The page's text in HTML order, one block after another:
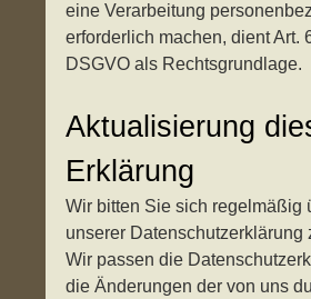
eine Verarbeitung
erforderlich machen, dient Art.
DSGVO als Rechtsgrundlage.
Aktualisierung
Erklärung
Wir bitten Sie sich regelmäßig
unserer Datenschutzerklärung
Wir passen die
die Änderungen der von uns